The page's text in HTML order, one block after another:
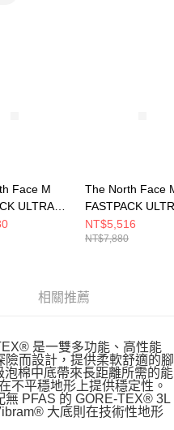
訊註冊。若發現惡意使用之情形，
Face M
ULTRA
男 登山鞋
The North Face
FASTPACK
GORE-TEX 男
NF0A8D9XC89
NT$5,516
NT$7,880
相關推薦
是一雙多功能、高性能
而設計，提供柔軟舒適的腳
棉中底帶來長距離所需的能
不平穩地形上提供穩定性。
無 PFAS 的 GORE-TEX® 3L
大底則在技術性地形